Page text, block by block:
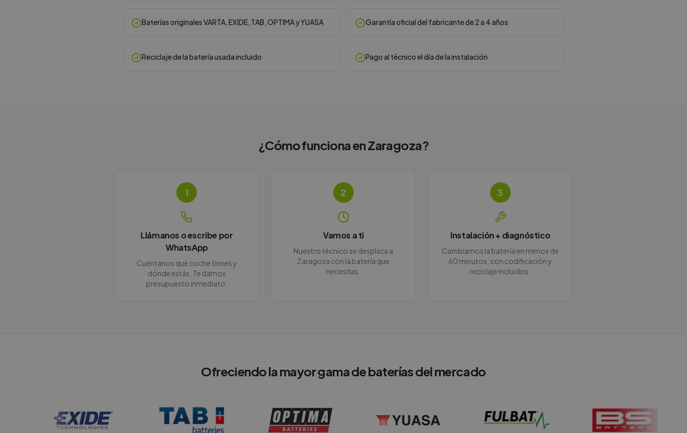
Baterías originales VARTA, EXIDE, TAB, OPTIMA y YUASA Garantía oficial del fabricante de 2 a 4 años
Reciclaje de la batería usada incluido Pago al técnico el día de la instalación
¿Cómo funciona enZaragoza?
1
Llámanos o escribe por
WhatsApp
Cuéntanos qué coche tienes y
dónde estás. Te damos
presupuesto inmediato.
2
Vamos a ti
Nuestro técnico se desplaza a
Zaragoza con la batería que
necesitas.
3
Instalación + diagnóstico
Cambiamos la batería en menos de
60 minutos, con codificación y
reciclaje incluidos.
Ofreciendo la mayor gama de baterías del mercado